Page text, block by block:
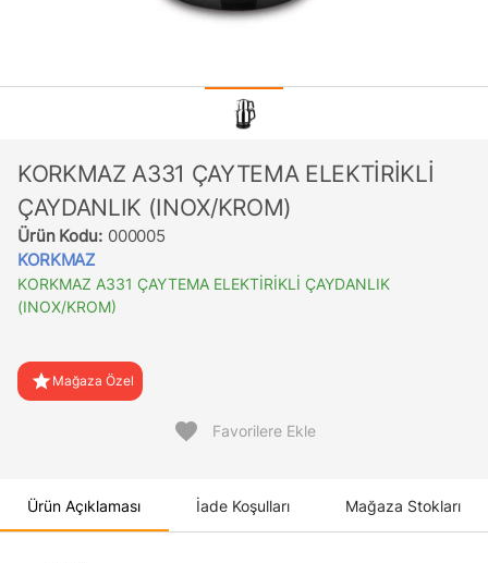
KORKMAZ A331 ÇAYTEMA ELEKTİRİKLİ
ÇAYDANLIK (INOX/KROM)
Ürün Kodu: 000005
KORKMAZ
KORKMAZ A331 ÇAYTEMA ELEKTİRİKLİ ÇAYDANLIK
(INOX/KROM)
star Mağaza Özel
favorite Favorilere Ekle
Ürün Açıklaması İade Koşulları Mağaza Stokları